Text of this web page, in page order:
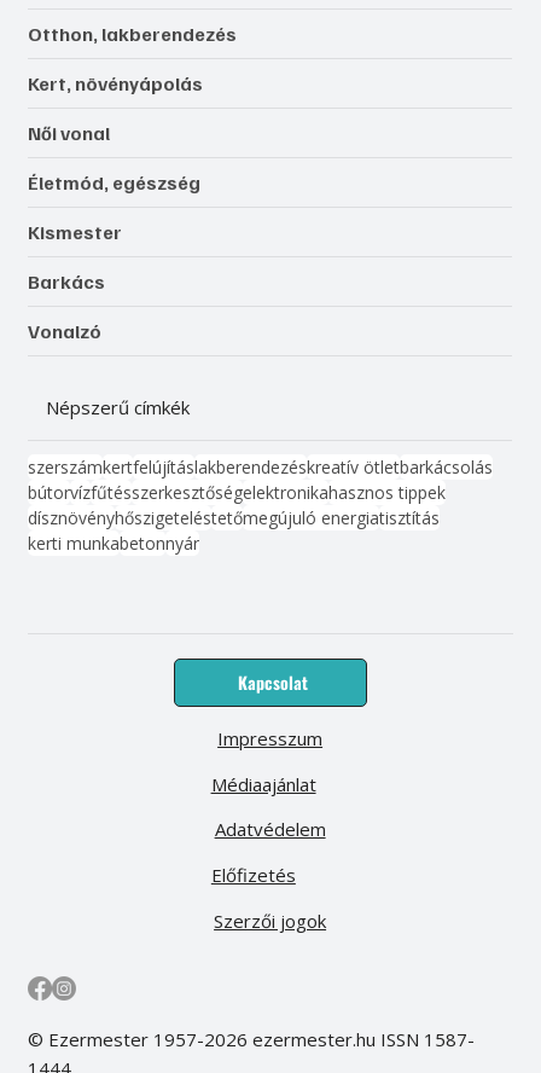
Otthon, lakberendezés
Kert, növényápolás
Női vonal
Életmód, egészség
Kismester
Barkács
Vonalzó
Népszerű címkék
szerszámkertfelújításlakberendezéskreatív ötletbarkácsolás
bútorvízfűtésszerkesztőségelektronikahasznos tippek
dísznövényhőszigeteléstetőmegújuló energiatisztítás
kerti munkabetonnyár
Kapcsolat
Médiaajánlat
Előfizetés
Impresszum
Adatvédelem
Szerzői jogok
© Ezermester 1957-2026 ezermester.hu ISSN 1587-
1444